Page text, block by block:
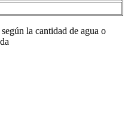
la cantidad de agua o